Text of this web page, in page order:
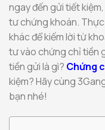
ngay đến gửi tiết
tư chứng khoán.
khác để kiếm lời từ
tư vào chứng chỉ tiền
tiền gửi là gì? Chứng
kiệm? Hãy cùng
bạn nhé!